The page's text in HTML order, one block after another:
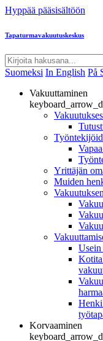
Hyppää pääsisältöön
Tapaturmavakuutuskeskus
Suomeksi In English På
Vakuuttaminen
Yrittäjän
Muiden
Usein
Korvaaminen